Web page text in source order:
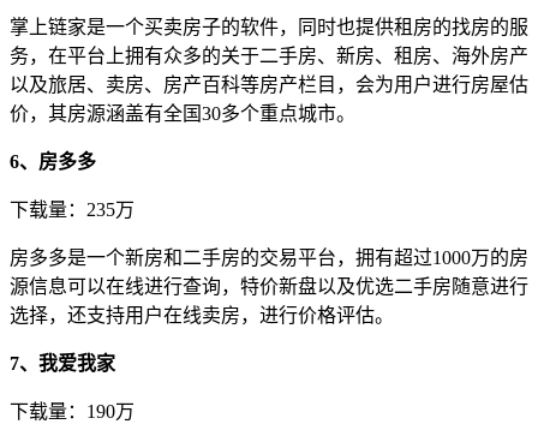
掌上链家是一个买卖房子的软件，同时也提供租房的找房的服
务，在平台上拥有众多的关于二手房、新房、租房、海外房产
以及旅居、卖房、房产百科等房产栏目，会为用户进行房屋估
价，其房源涵盖有全国30多个重点城市。
6、房多多
下载量：235万
房多多是一个新房和二手房的交易平台，拥有超过1000万的房
源信息可以在线进行查询，特价新盘以及优选二手房随意进行
选择，还支持用户在线卖房，进行价格评估。
7、我爱我家
下载量：190万